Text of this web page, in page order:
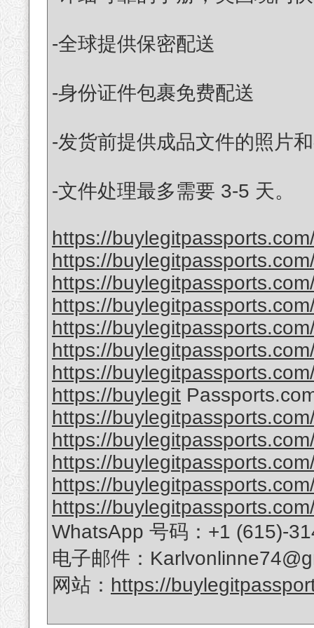
-全球提供保密配送
-身份证件包裹免费配送
-发货前提供成品文件的照片
-文件处理最多需要 3-5 天。
https://
https://
https://
https://
https://
https://
https://
https://buylegit
https://
https://
https://
https://
https://
WhatsApp 号码：+1 (615)-
电子邮件：
网站： https://